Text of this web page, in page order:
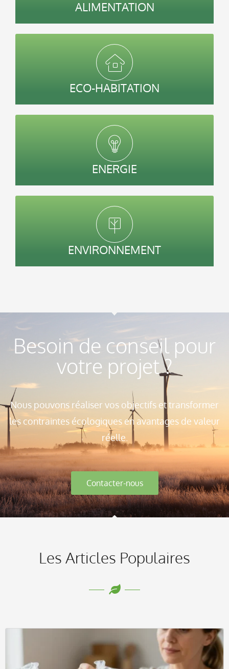
ALIMENTATION
ECO-HABITATION
ENERGIE
ENVIRONNEMENT
Besoin de conseil pour
votre projet ?
Nous pouvons réaliser vos objectifs et transformer
les contraintes écologiques en avantages de valeur
réelle.
Contacter-nous
Les Articles Populaires